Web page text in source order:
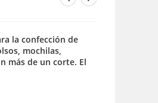
la confección de
mochilas,
más de un corte. El